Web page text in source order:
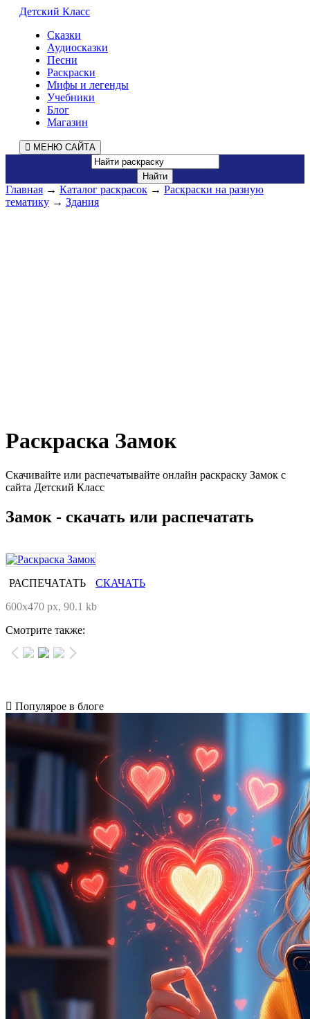
Детский Класс
Сказки
Аудиосказки
Песни
Раскраски
Мифы и легенды
Учебники
Блог
Магазин
МЕНЮ САЙТА
Главная → Каталог раскрасок → Раскраски на разную
тематику → Здания
Раскраска Замок
Скачивайте или распечатывайте онлайн раскраску Замок с
сайта Детский Класс
Замок - скачать или распечатать
РАСПЕЧАТАТЬ
СКАЧАТЬ
600x470 px, 90.1 kb
Смотрите также:
Популярое в блоге